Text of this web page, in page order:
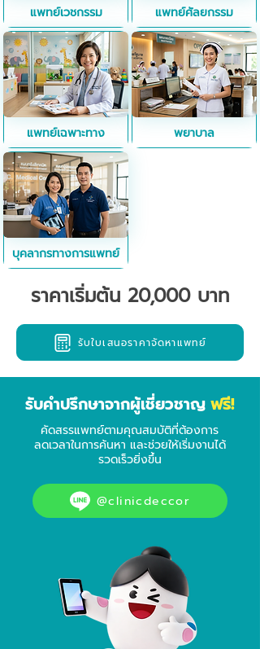
แพทย์เวชกรรม
แพทย์เฉพาะทาง
บุคลากรทางการแพทย์
แพทย์ศัลยกรรม
พยาบาล
ราคาเริ่มต้น 20,000 บาท
รับใบเสนอราคาจัดหาแพทย์
รับคำปรึกษาจากผู้เชี่ยวชาญ ฟรี!
คัดสรรแพทย์ตามคุณสมบัติที่ต้องการ
ลดเวลาในการค้นหา และช่วยให้เริ่มงานได้
รวดเร็วยิ่งขึ้น
@clinicdeccor